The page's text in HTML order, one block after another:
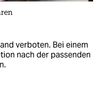
verboten. Bei einem
nach der passenden